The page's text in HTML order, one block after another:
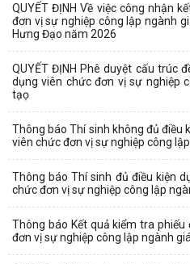
QUYẾT ĐỊNH Về việc công nhận
đơn vị sự nghiệp công lập ngành
Hưng Đạo năm 2026
QUYẾT ĐỊNH Phê duyệt cấu trúc
dụng viên chức đơn vị sự nghiệp
tạọ
Thông báo Thí sinh không đủ điều
viên chức đơn vị sự nghiệp công
Thông báo Thí sinh đủ điều kiện
chức đơn vị sự nghiệp công lập
Thông báo Kết quả kiểm tra
đơn vị sự nghiệp công lập ngành